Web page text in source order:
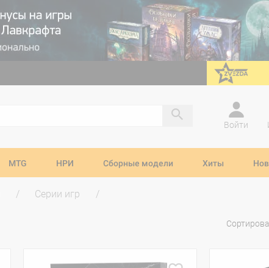
перейти на Zvezda
Войти
MTG НРИ Сборные модели Хиты
Серии игр